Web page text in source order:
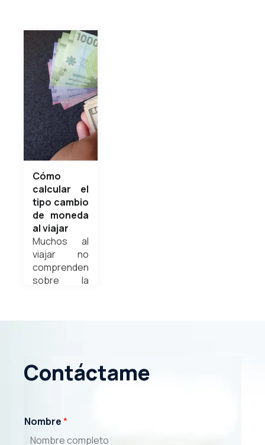
Cómo
calcular el
tipo cambio
de moneda
al viajar
Muchos al
viajar no
comprenden
sobre la
perder valor
de su dinero.
aprenderás
cómo
Contáctame
Nombre*